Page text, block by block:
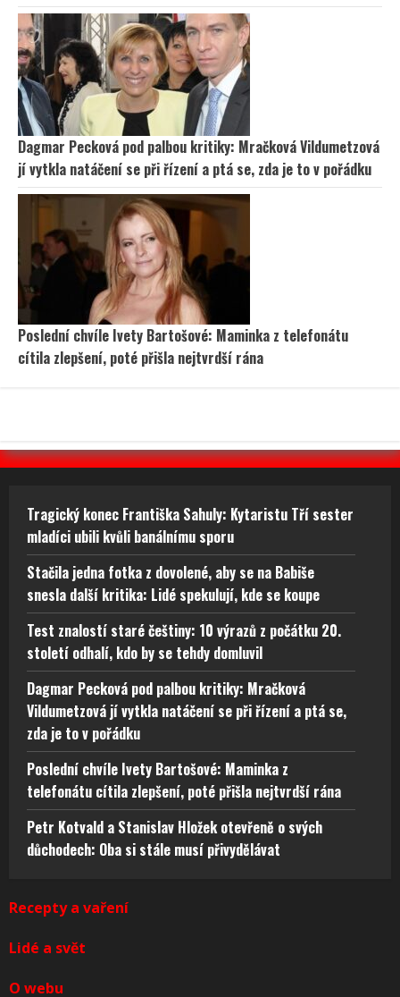
Dagmar Pecková pod palbou kritiky: Mračková Vildumetzová
jí vytkla natáčení se při řízení a ptá se, zda je to v pořádku
Poslední chvíle Ivety Bartošové: Maminka z telefonátu
cítila zlepšení, poté přišla nejtvrdší rána
Tragický konec Františka Sahuly: Kytaristu Tří sester
mladíci ubili kvůli banálnímu sporu
Stačila jedna fotka z dovolené, aby se na Babiše
snesla další kritika: Lidé spekulují, kde se koupe
Test znalostí staré češtiny: 10 výrazů z počátku 20.
století odhalí, kdo by se tehdy domluvil
Dagmar Pecková pod palbou kritiky: Mračková
Vildumetzová jí vytkla natáčení se při řízení a ptá se,
zda je to v pořádku
Poslední chvíle Ivety Bartošové: Maminka z
telefonátu cítila zlepšení, poté přišla nejtvrdší rána
Petr Kotvald a Stanislav Hložek otevřeně o svých
důchodech: Oba si stále musí přivydělávat
Recepty a vaření
Lidé a svět
O webu